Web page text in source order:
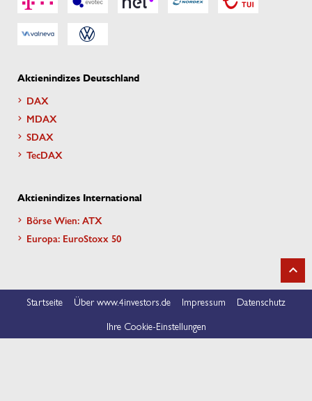
Aktienindizes Deutschland
DAX
MDAX
SDAX
TecDAX
Aktienindizes International
Börse Wien: ATX
Europa: EuroStoxx 50
Startseite Über www.4investors.de Impressum
Datenschutz
Ihre Cookie-Einstellungen